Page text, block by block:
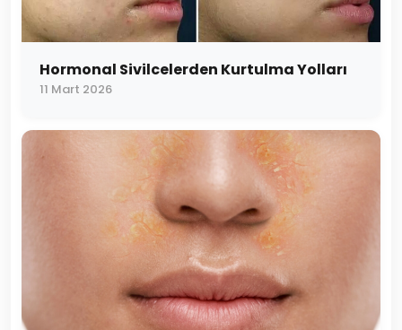
Hormonal Sivilcelerden Kurtulma Yolları
11 Mart 2026